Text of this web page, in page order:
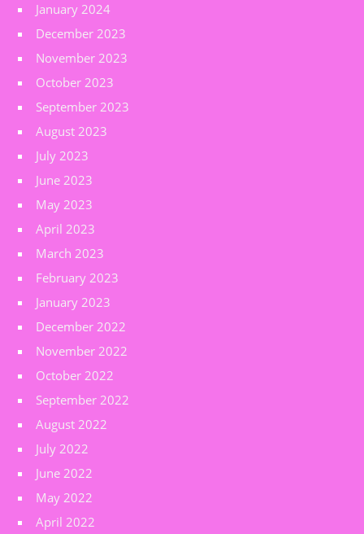
January 2024
December 2023
November 2023
October 2023
September 2023
August 2023
July 2023
June 2023
May 2023
April 2023
March 2023
February 2023
January 2023
December 2022
November 2022
October 2022
September 2022
August 2022
July 2022
June 2022
May 2022
April 2022